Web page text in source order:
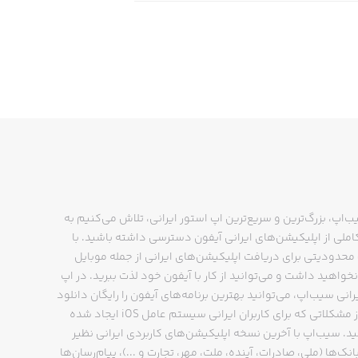
بزرگ‌ترین و سریع‌ترین اپ استور ایرانی، تلاش می‌کنیم به
از اپلیکیشن‌های ایرانی آیفون دسترسی داشته باشید. با
برای دریافت اپلیکیشن‌های ایرانی از جمله موبایل
داشت و می‌توانید از کار با آیفون خود لذت ببرید. در اپ
سیب‌اپ، می‌توانید بهترین برنامه‌های آیفون را رایگان دانلود
کنید و از مشکلاتی که برای کاربران ایرانی سیستم عامل iOS ایجاد شده
سیب‌اپ با آخرین نسخه اپلیکیشن‌های کاربردی ایرانی نظیر
(ملی، صادرات، آینده، ملت، مهر، تجارت و ...)، پیام‌رسان‌ها